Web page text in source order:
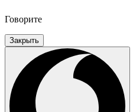
Говорите
Закрыть